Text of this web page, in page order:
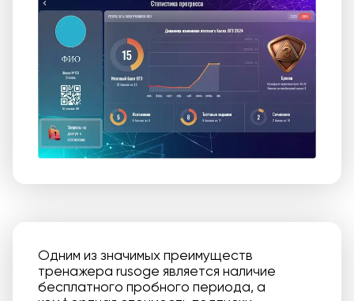
Одним из значимых преимуществ
тренажера rusoge является наличие
бесплатного пробного периода, а